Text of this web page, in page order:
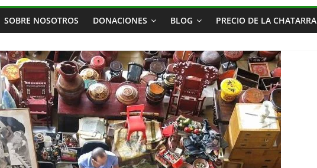
SOBRE NOSOTROS DONACIONES BLOG PRECIO DE LA CHATARRA